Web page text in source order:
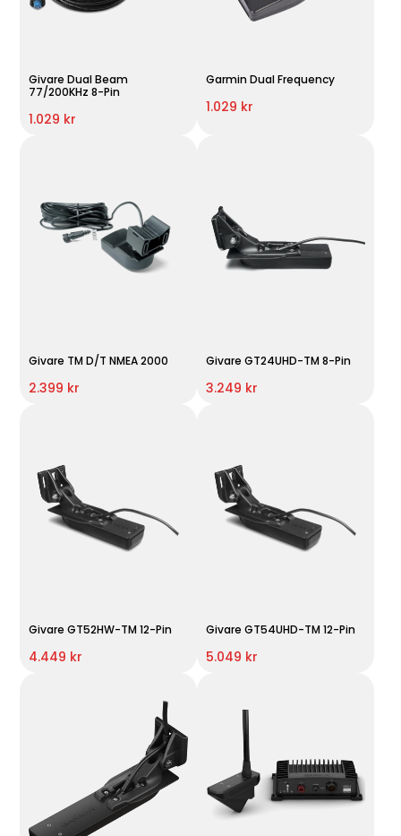
Givare Dual Beam
77/200KHz 8-Pin
1.029 kr
Garmin Dual Frequency
1.029 kr
Givare TM D/T NMEA 2000
2.399 kr
Givare GT24UHD-TM 8-Pin
3.249 kr
Givare GT52HW-TM 12-Pin
4.449 kr
Givare GT54UHD-TM 12-Pin
5.049 kr